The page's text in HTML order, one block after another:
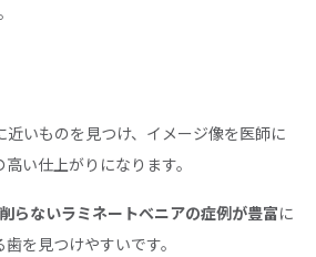
いものを見つけ、イメージ像を医師に
い仕上がりになります。
らないラミネートべニアの症例が豊富に
を見つけやすいです。